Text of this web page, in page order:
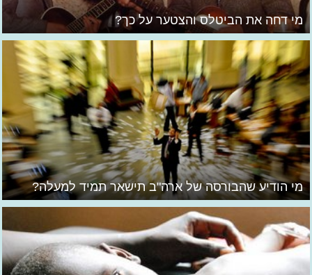
מי דחה את הביטלס והצטער על כך?
מי הודיע שהבורסה של ארה"ב תישאר תמיד למעלה?